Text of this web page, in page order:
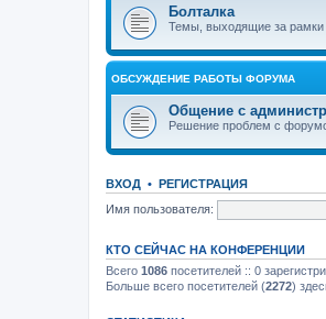
Болталка
Темы, выходящие за рамки
ОБСУЖДЕНИЕ РАБОТЫ ФОРУМА
Общение с
Решение проблем с
ВХОД • РЕГИСТРАЦИЯ
Имя пользователя:
КТО СЕЙЧАС НА КОНФЕРЕНЦИИ
Всего 1086 посетителей :: 0
Больше всего посетителей (2272)